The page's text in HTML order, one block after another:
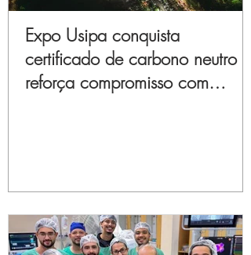
Expo Usipa conquista
certificado de carbono neutro e
reforça compromisso com